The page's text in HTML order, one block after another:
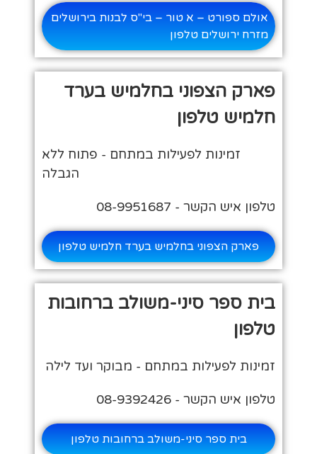
אולם ספורט – א טור – בי"ס לבנות בירושלים
מזרח ירושלים טלפון
פארק הצפוני בחלמיש בערד
חלמיש טלפון
זמינות לפעילות במתחם - פתוח ללא
הגבלה
טלפון איש הקשר - 08-9951687
פארק הצפוני בחלמיש בערד חלמיש טלפון
בית ספר סיני-משולב ברחובות
טלפון
זמינות לפעילות במתחם - מבוקר ועד לילה
טלפון איש הקשר - 08-9392426
בית ספר סיני-משולב ברחובות טלפון